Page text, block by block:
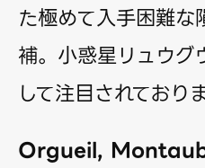
た極めて入手困難
補。小惑星リュウ
して注目されており
Orgueil,